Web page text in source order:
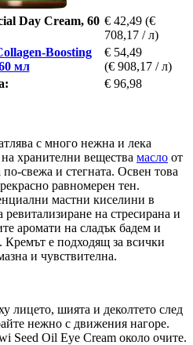
Day Cream, 60 € 42,49 (€
708,17 / л)
Boosting
мл
€ 54,49
(€ 908,17 / л)
€ 96,98
с много нежна и лека
хранителни вещества масло от
свежа и стегната. Освен това
равномерен тен.
мастни киселини в
ревитализиране на стресирана и
аромати на сладък бадем и
Кремът е подходящ за всички
и чувствителна.
лицето, шията и деколтето след
нежно с движения нагоре.
Seed Oil Eye Cream около очите.